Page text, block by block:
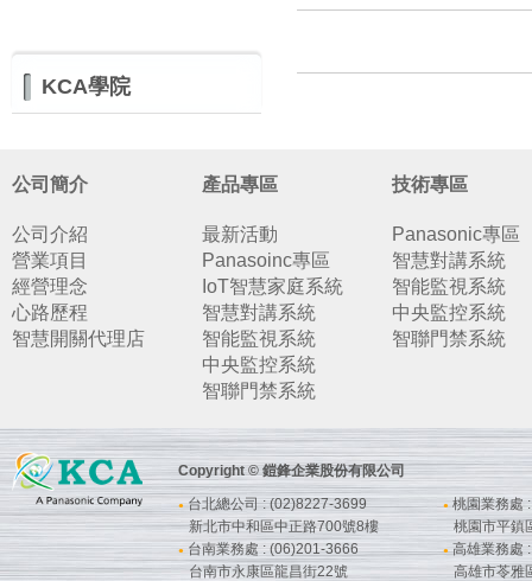
KCA學院
公司簡介
公司介紹
營業項目
經營理念
心路歷程
智慧開關代理店
產品專區
最新活動
Panasoinc專區
IoT智慧家庭系統
智慧對講系統
智能監視系統
中央監控系統
智聯門禁系統
技術專區
Panasonic專區
智慧對講系統
智能監視系統
中央監控系統
智聯門禁系統
Copyright © 鎧鋒企業股份有限公司
●台北總公司 : (02)8227-3699
新北市中和區中正路700號8樓
● 桃園業務處
桃園市平鎮
● 台南業務處 : (06)201-3666
台南市永康區龍昌街22號
●高雄業務處
高雄市苓雅